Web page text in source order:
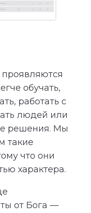
обучать,
работать с
людей или
решения. Мы
такие
что они
характера.
от Бога —